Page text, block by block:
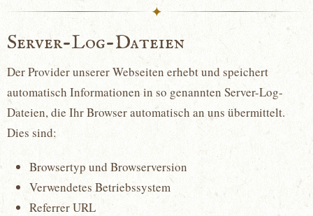
✦
Server-Log-Dateien
Der Provider unserer Webseiten erhebt und speichert
automatisch Informationen in so genannten Server-Log-
Dateien, die Ihr Browser automatisch an uns übermittelt.
Dies sind:
Browsertyp und Browserversion
Verwendetes Betriebssystem
Referrer URL